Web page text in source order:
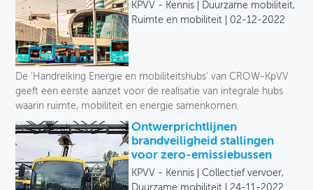
KPVV - Kennis
Duurzame mobiliteit,
Ruimte en mobiliteit
02-12-2022
De 'Handreiking Energie en mobiliteitshubs' van CROW-KpVV
geeft een eerste aanzet voor de realisatie van integrale hubs
waarin ruimte, mobiliteit en energie samenkomen.
Ontwerprichtlijnen
brandveiligheid stallingen
voor zero-emissiebussen
KPVV - Kennis
Collectief vervoer,